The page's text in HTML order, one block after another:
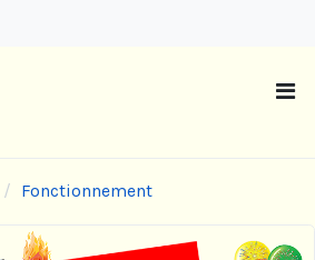
Fonctionnement